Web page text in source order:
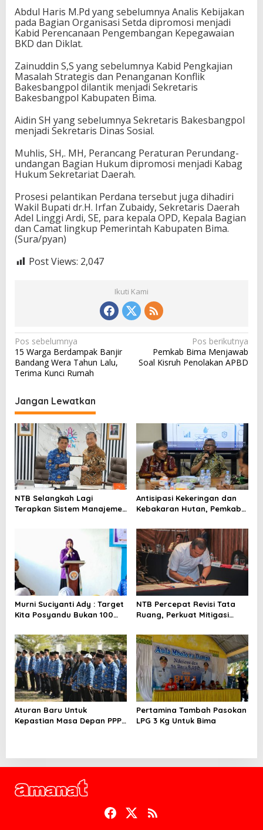
Abdul Haris M.Pd yang sebelumnya Analis Kebijakan
pada Bagian Organisasi Setda dipromosi menjadi
Kabid Perencanaan Pengembangan Kepegawaian
BKD dan Diklat.
Zainuddin S,S yang sebelumnya Kabid Pengkajian
Masalah Strategis dan Penanganan Konflik
Bakesbangpol dilantik menjadi Sekretaris
Bakesbangpol Kabupaten Bima.
Aidin SH yang sebelumnya Sekretaris Bakesbangpol
menjadi Sekretaris Dinas Sosial.
Muhlis, SH,. MH, Perancang Peraturan Perundang-
undangan Bagian Hukum dipromosi menjadi Kabag
Hukum Sekretariat Daerah.
Prosesi pelantikan Perdana tersebut juga dihadiri
Wakil Bupati dr.H. Irfan Zubaidy, Sekretaris Daerah
Adel Linggi Ardi, SE, para kepala OPD, Kepala Bagian
dan Camat lingkup Pemerintah Kabupaten Bima.
(Sura/pyan)
Post Views: 2,047
Ikuti Kami
N
a
v
g
a
s
i
p
o
s
Pos sebelumnya
15 Warga Berdampak Banjir
Bandang Wera Tahun Lalu,
Terima Kunci Rumah
Pos berikutnya
Pemkab Bima Menjawab
Soal Kisruh Penolakan APBD
Jangan Lewatkan
NTB Selangkah Lagi
Terapkan Sistem Manajemen
Antisipasi Kekeringan dan
Kebakaran Hutan, Pemkab
Murni Suciyanti Ady : Target
Kita Posyandu Bukan 100
Persen Berfungsi
NTB Percepat Revisi Tata
Ruang, Perkuat Mitigasi
Aturan Baru Untuk
Kepastian Masa Depan PPPK
Pertamina Tambah Pasokan
LPG 3 Kg Untuk Bima